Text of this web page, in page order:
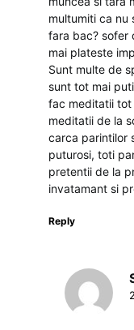
multumiti ca nu
fara bac? sofer
mai plateste
Sunt multe de
sunt tot mai
fac meditatii tot
meditatii de la
carca parintilor
puturosi, toti
pretentii de la
invatamant si
Reply